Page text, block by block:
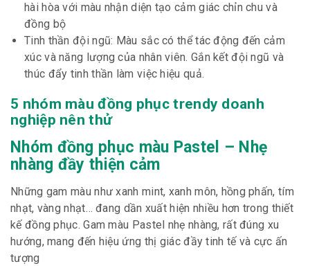
hài hòa với màu nhận diện tạo cảm giác chỉn chu và
đồng bộ
Tinh thần đội ngũ: Màu sắc có thể tác động đến cảm
xúc và năng lượng của nhân viên. Gắn kết đội ngũ và
thúc đẩy tinh thần làm việc hiệu quả.
5 nhóm màu đồng phục trendy doanh
nghiệp nên thử
Nhóm đồng phục màu Pastel – Nhẹ
nhàng đầy thiện cảm
Những gam màu như xanh mint, xanh môn, hồng phấn, tím
nhạt, vàng nhạt… đang dần xuất hiện nhiều hơn trong thiết
kế đồng phục. Gam màu Pastel nhẹ nhàng, rất đúng xu
hướng, mang đến hiệu ứng thị giác đầy tinh tế và cực ấn
tượng